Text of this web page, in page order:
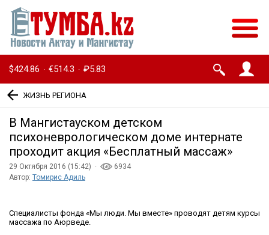
$424.86 · €514.3 · ₽5.83
ЖИЗНЬ РЕГИОНА
В Мангистауском детском
психоневрологическом доме интернате
проходит акция «Бесплатный массаж»
29 Октября 2016 (15:42) ·
6934
Автор: Томирис Адиль
Специалисты фонда «Мы люди. Мы вместе» проводят детям курсы
массажа по Аюрведе.